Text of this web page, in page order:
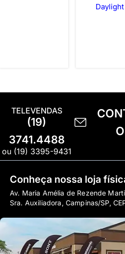
Daylight
TELEVENDAS
(19)
3741.4488
ou (19) 3395-9431
O
Conheça nossa loja
Av. Maria Amélia de Rezende
Sra. Auxiliadora, Campinas/SP,